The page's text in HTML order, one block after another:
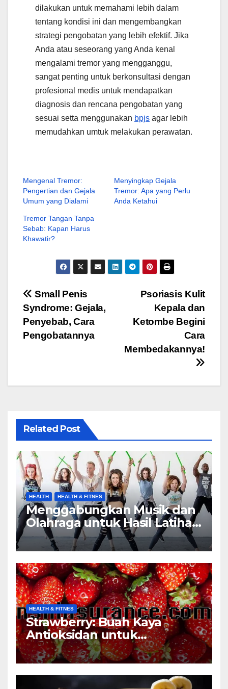
dilakukan untuk memahami lebih dalam
tentang kondisi ini dan mengembangkan
strategi pengobatan yang lebih efektif. Jika
Anda atau seseorang yang Anda kenal
mengalami tremor yang mengganggu,
sangat penting untuk berkonsultasi dengan
profesional medis untuk mendapatkan
diagnosis dan rencana pengobatan yang
sesuai setta menggunakan bpjs agar lebih
memudahkan umtuk melakukan perawatan.
Mengenal Tremor:
Pengertian dan Gejala
Umum yang Dialami
Menyingkap Gejala
Tremor: Apa yang Perlu
Anda Ketahui
Tremor Tangan Tanpa
Sebab: Kapan Harus
Khawatir?
Navigasi
pos
Psoriasis Kulit
Kepala dan
Ketombe Begini
Cara
Membedakannya!
Small Penis
Syndrome: Gejala,
Penyebab, Cara
Pengobatannya
Related Post
HEALTH HEALTH & FITNES
Menggabungkan Musik dan
Olahraga untuk Hasil Latihan
yang Maksimal
HEALTH & FITNES
Strawberry: Buah Kaya
Antioksidan untuk
Mencegah Penyakit